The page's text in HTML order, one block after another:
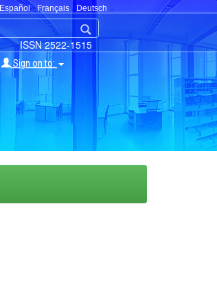
Español Français Deutsch
ISSN 2522-1515
Sign on to: